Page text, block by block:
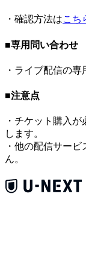
・確認方法はこち
■専用問い合わせ
・ライブ配信の
■注意点
・チケット購入
します。
・他の配信サー
ん。